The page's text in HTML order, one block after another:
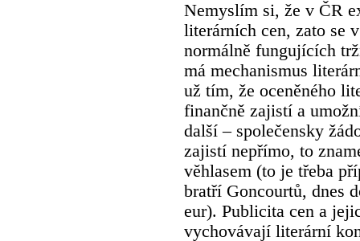
Nemyslím si, že v ČR
literárních cen, zato se
normálně fungujících
má mechanismus
už tím, že oceněného
finančně zajistí a
další – společensky
zajistí nepřímo, to
věhlasem (to je třeba
bratří Goncourtů, dnes
eur). Publicita cen a
vychovávají literární